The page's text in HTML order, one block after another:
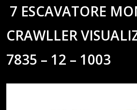
7 ESCAVATORE
CRAWLLER
7835 – 12 – 1003